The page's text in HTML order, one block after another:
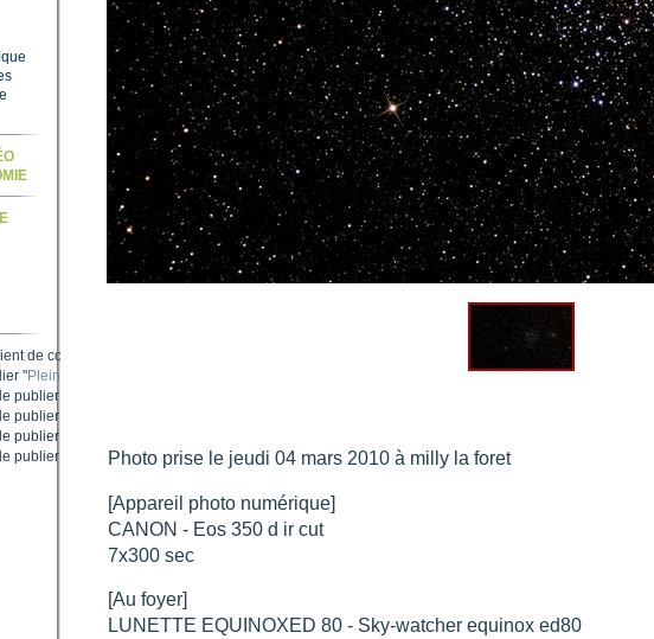
de commenter "
"Pleine Lune - 9 Aout 205
publier "
publier "
publier "
publier " Protuberance explosive 9 juin 2021 lunette halpha 120 mm
Photo prise le jeudi 04 mars 2010 à milly la foret
[Appareil photo numérique]
CANON - Eos 350 d ir cut
7x300 sec
[Au foyer]
LUNETTE EQUINOXED 80 - Sky-watcher equinox ed80